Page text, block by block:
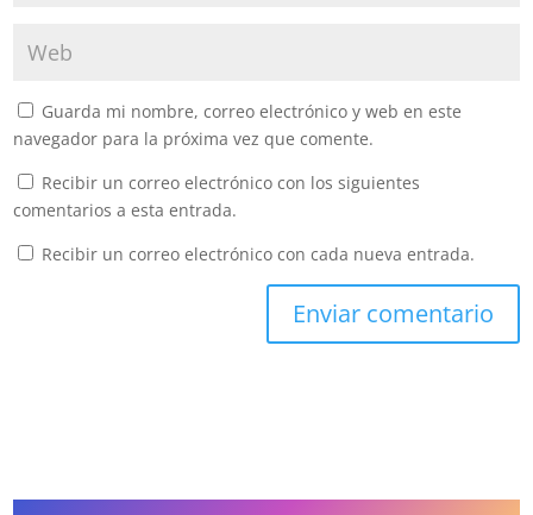
Guarda mi nombre, correo electrónico y web en este
navegador para la próxima vez que comente.
Recibir un correo electrónico con los siguientes
comentarios a esta entrada.
Recibir un correo electrónico con cada nueva entrada.